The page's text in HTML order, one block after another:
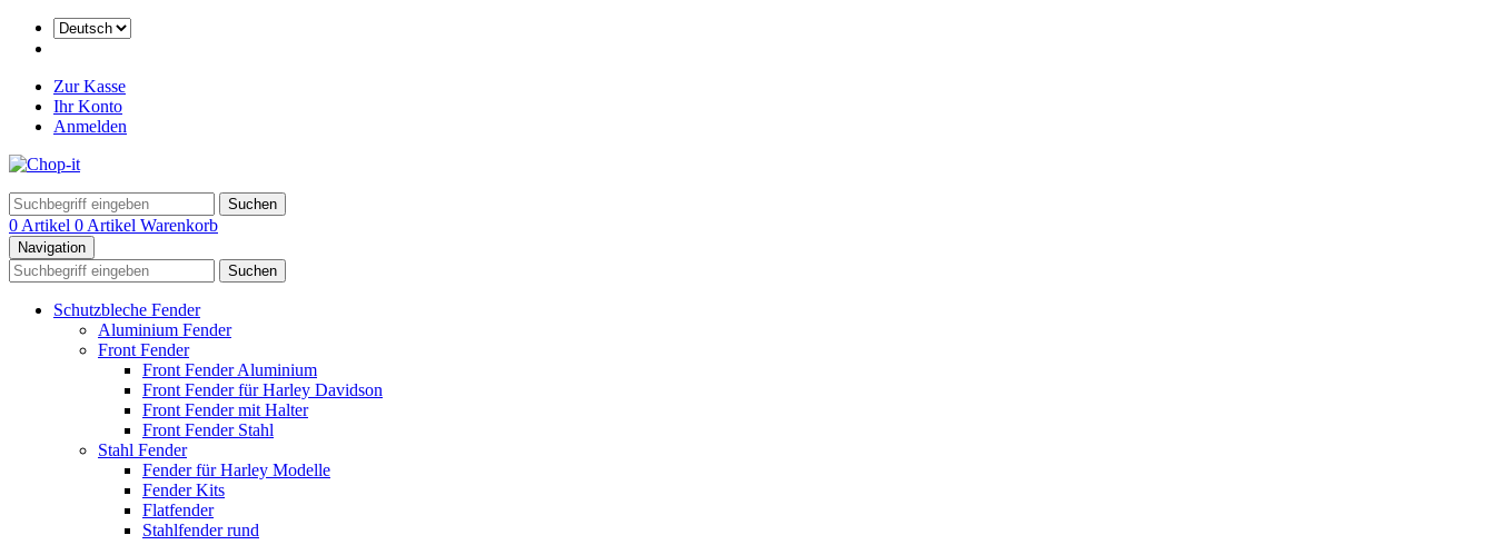
Zur Kasse
Ihr Konto
Anmelden
Suchen
0 Artikel 0 Artikel Warenkorb
Navigation
Suchen
Schutzbleche Fender
Aluminium Fender
Front Fender
Front Fender Aluminium
Front Fender für Harley Davidson
Front Fender mit Halter
Front Fender Stahl
Stahl Fender
Fender für Harley Modelle
Fender Kits
Flatfender
Stahlfender rund